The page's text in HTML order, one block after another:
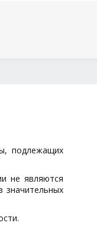
подлежащих
не являются
значительных